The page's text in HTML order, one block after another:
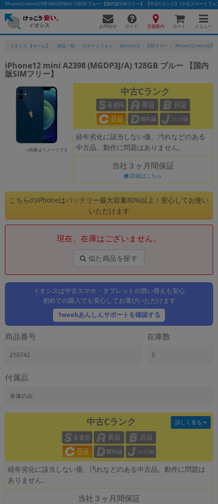
iPhone12 mini A2398 (MGDP3J/A) 128GB ブルー 【国内版SIMフリー】 【中古Cランク】|中古スマートフ
お問合せ ガイド 店舗案内 カート メニュー
イオシス 【ホーム】 商品一覧 スマートフォン iphone12 SIMフリー iPhone12 mini A2398
iPhone12 mini A2398 (MGDP3J/A) 128GB ブルー 【国内
版SIMフリー】
※画像はイメージです
中古Cランク
経年劣化に該当しない傷、汚れなどのある
中古品。動作に問題はありません。
当社３ヶ月間保証
詳細はこちら
こちらのiPhoneはバッテリー最大容量80%以上！安心してお使い
いただけます
現在、在庫はございません。
似た商品を探す
イオシスは中古スマホ・タブレットの買い替えも安心
初めての購入でも安心してお選びいただけます
1weekあんしんサポートを確認する
商品番号
210742
在庫数
0
付属品
本体のみ
中古Cランク
経年劣化に該当しない傷、汚れなどのある中古品。動作に問題は
ありません。
詳しく見る
当社３ヶ月間保証
かんたんパソコン検索に切り替える
フリーワード
人気の検索ワード： Let's note EliteBookMacBook
「スマートフォン」「タブレット」など
シリーズ
商品シリーズ名・ブランド名の絞り込み。
「iPhone」「Xperia」「Galaxy」など
「Apple」「SONY」「SHARP」など
機能・特徴
商品の搭載機能による絞り込み
「5G対応」「防水」「ワンセグ」など
ランク
「新品」「未使用」「中古」など
CPU
OSの絞り込み
~
容量
~